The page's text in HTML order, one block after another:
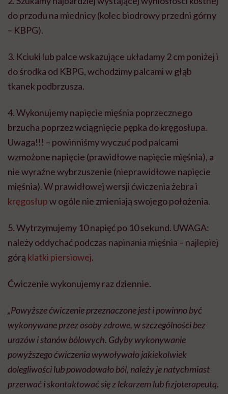
do przodu na miednicy (kolec biodrowy przedni górny
– KBPG).
3. Kciuki lub palce wskazujące układamy 2 cm poniżej i
do środka od KBPG, wchodzimy palcami w głąb
tkanek podbrzusza.
4. Wykonujemy napięcie mięśnia poprzecznego
brzucha poprzez wciągnięcie pępka do kręgosłupa.
Uwaga!!! – powinniśmy wyczuć pod palcami
wzmożone napięcie (prawidłowe napięcie mięśnia), a
nie wyraźne wybrzuszenie (nieprawidłowe napięcie
mięśnia). W prawidłowej wersji ćwiczenia żebra i
kręgosłupw ogóle nie zmieniają swojego położenia.
5. Wytrzymujemy 10 napięć po 10 sekund. UWAGA:
należy oddychać podczas napinania mięśnia – najlepiej
górą klatki piersiowej.
Ćwiczenie wykonujemy raz dziennie.
„Powyższe ćwiczenie przeznaczone jest i powinno być
wykonywane przez osoby zdrowe, w szczególności bez
urazów i stanów bólowych. Gdyby wykonywanie
powyższego ćwiczenia wywoływało jakiekolwiek
dolegliwości lub powodowało ból, należy je natychmiast
przerwać i skontaktować się z lekarzem lub fizjoterapeutą.